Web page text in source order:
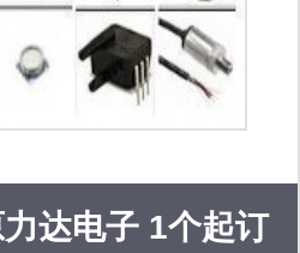
达电子 1个起订